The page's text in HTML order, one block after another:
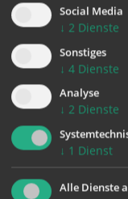
regelmäßige Kultur-
geistliche
Social Media
↓ 2 Dienste
Sonstiges
↓ 4 Dienste
Analyse
↓ 2 Dienste
↓ 1 Dienst
Alle Dienste